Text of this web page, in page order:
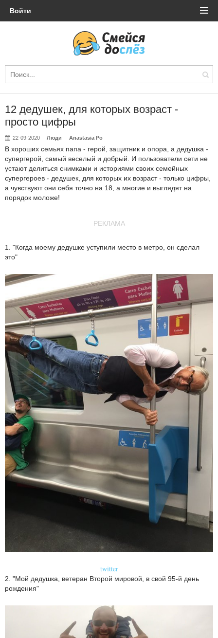
Войти
12 дедушек, для которых возраст -
просто цифры
22-09-2020 Люди Anastasia Po
В хороших семьях папа - герой, защитник и опора, а дедушка -
супергерой, самый веселый и добрый. И пользователи сети не
устают делиться снимками и историями своих семейных
супергероев - дедушек, для которых их возраст - только цифры,
а чувствуют они себя точно на 18, а многие и выглядят на
порядок моложе!
РЕКЛАМА
1. "Когда моему дедушке уступили место в метро, он сделал
это"
twitter
2. "Мой дедушка, ветеран Второй мировой, в свой 95-й день
рождения"